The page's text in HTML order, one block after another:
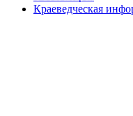
Краеведческая